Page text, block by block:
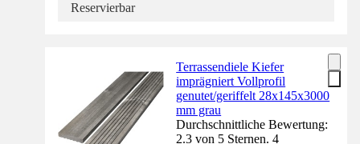
Reservierbar
Terrassendiele Kiefer
imprägniert Vollprofil
genutet/geriffelt 28x145x3000
mm grau
Durchschnittliche Bewertung:
2.3 von 5 Sternen. 4